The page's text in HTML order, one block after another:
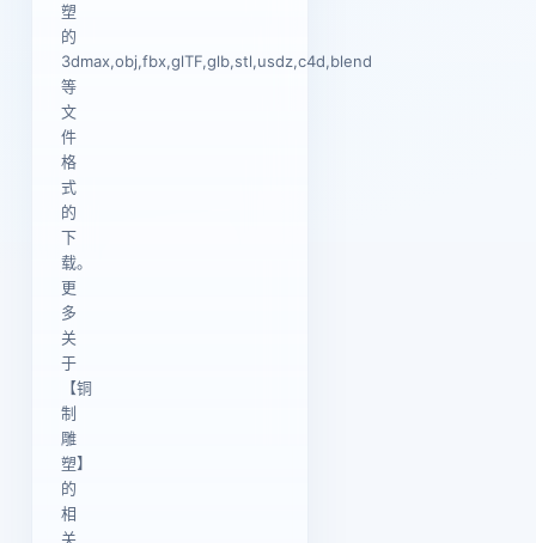
塑
的
3dmax,obj,fbx,glTF,glb,stl,usdz,c4d,blend
等
文
件
格
式
的
下
载。
更
多
关
于
【铜
制
雕
塑】
的
相
关